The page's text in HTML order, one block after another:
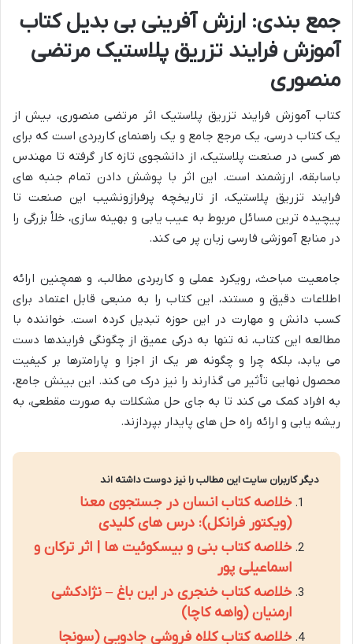
جمع بندی: ارزش آفرینی بی بدیل کتاب
آموزش فرایند تزریق پلاستیک مرتضی
منصوری
کتاب آموزش فرایند تزریق پلاستیک اثر مرتضی منصوری، بیش از
یک کتاب درسی، یک مرجع جامع و یک راهنمای کاربردی است که برای
هر کسی در صنعت پلاستیک، از دانشجوی تازه کار گرفته تا مهندس
باسابقه، ارزشمند است. این اثر با پوشش دادن تمام جنبه های
فرایند تزریق پلاستیک، از تاریخچه پرفرازونشیب این صنعت تا
پیچیده ترین مسائل مربوط به عیب یابی و بهینه سازی، خلأ بزرگی را
در منابع آموزشی فارسی زبان پر می کند.
جامعیت مباحث، رویکرد عملی و کاربردی مطالب، و همچنین ارائه
اطلاعات دقیق و مستند، این کتاب را به منبعی قابل اعتماد برای
کسب دانش و مهارت در این حوزه تبدیل کرده است. خواننده با
مطالعه این کتاب، نه تنها به درکی عمیق از چگونگی فرایندها دست
می یابد، بلکه چرا و چگونه هر یک از اجزا و پارامترها بر کیفیت
محصول نهایی تأثیر می گذارند را نیز درک می کند. این بینش جامع،
به افراد کمک می کند تا به جای حل مشکلات به صورت مقطعی، به
ریشه یابی و ارائه راه حل های پایدار بپردازند.
دیگر کاربران سایت این مطالب را نیز دوست داشته اند
خلاصه کتاب انسان در جستجوی معنا
(ویکتور فرانکل): درس های کلیدی
خلاصه کتاب بنی و بیسکوئیت ها | اثر ترکان و
اسماعیلی پور
خلاصه کتاب خنجری در این باغ – نژادکشی
ارمنیان (واهه کاچا)
خلاصه کتاب کلاه فروشی جادویی (سونجا